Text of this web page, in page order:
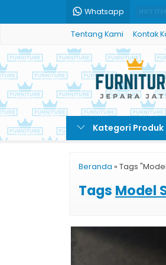
Whatsapp
Tentang Kami Kontak
Kategori Produk
Beranda » Tags
Tags Model